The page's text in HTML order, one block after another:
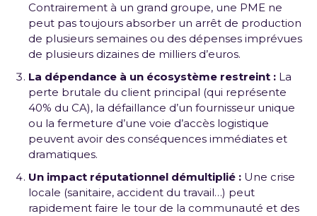
Contrairement à un grand groupe, une PME ne
peut pas toujours absorber un arrêt de production
de plusieurs semaines ou des dépenses imprévues
de plusieurs dizaines de milliers d’euros.
La dépendance à un écosystème restreint : La
perte brutale du client principal (qui représente
40% du CA), la défaillance d’un fournisseur unique
ou la fermeture d’une voie d’accès logistique
peuvent avoir des conséquences immédiates et
dramatiques.
Un impact réputationnel démultiplié : Une crise
locale (sanitaire, accident du travail…) peut
rapidement faire le tour de la communauté et des